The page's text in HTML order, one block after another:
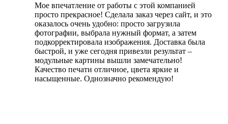
Мое впечатление от работы с этой компанией
просто прекрасное! Сделала заказ через сайт, и это
оказалось очень удобно: просто загрузила
фотографии, выбрала нужный формат, а затем
подкорректировала изображения. Доставка была
быстрой, и уже сегодня привезли результат –
модульные картины вышли замечательно!
Качество печати отличное, цвета яркие и
насыщенные. Однозначно рекомендую!